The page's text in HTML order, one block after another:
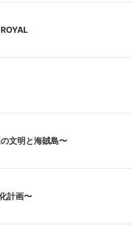
文明と海賊島〜
計画〜